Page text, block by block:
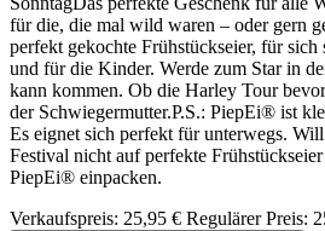
für die, die mal wild waren – oder gern
perfekt gekochte Frühstückseier, für
und für die Kinder. Werde zum Star in
kann kommen. Ob die Harley Tour
der Schwiegermutter.P.S.: PiepEi® ist
Es eignet sich perfekt für unterwegs.
Festival nicht auf perfekte
PiepEi® einpacken.
Verkaufspreis: 25,95 € Regulärer Preis: